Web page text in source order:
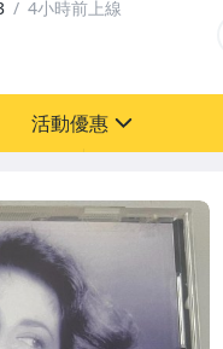
4小時前上線
活動優惠